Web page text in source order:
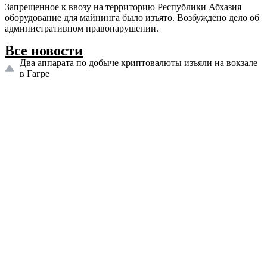
Запрещенное к ввозу на территорию Республики Абхазия
оборудование для майнинга было изъято. Возбуждено дело об
административном правонарушении.
Все новости
Два аппарата по добыче криптовалюты изъяли на вокзале
в Гагре